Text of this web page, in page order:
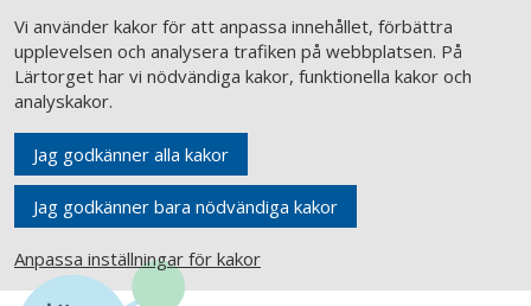
Vi använder kakor för att anpassa innehållet, förbättra
upplevelsen och analysera trafiken på webbplatsen. På
Lärtorget har vi nödvändiga kakor, funktionella kakor och
analyskakor.
Jag godkänner alla kakor
Jag godkänner bara nödvändiga kakor
Anpassa inställningar för kakor